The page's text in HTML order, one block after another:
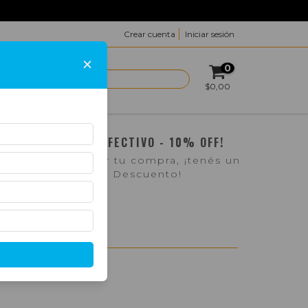
Crear cuenta Iniciar sesión
0
$0,00
¡PAGO EN EFECTIVO - 10% OFF!
Si pasás a retirar tu compra, ¡tenés un
10% de Descuento!
×